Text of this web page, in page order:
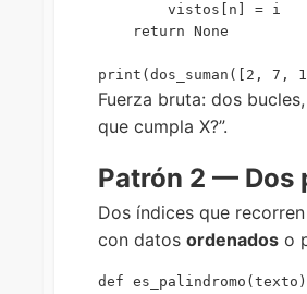
        vistos[n] = i
    return None
Fuerza bruta: dos
que cumpla X?”.
Patrón 2 — Dos
Dos índices que
con datos ordenados o
def